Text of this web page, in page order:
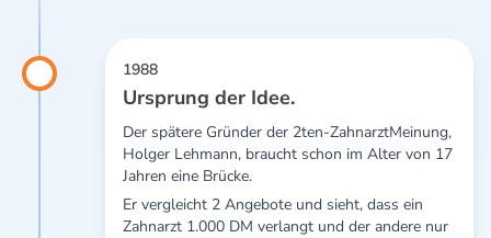
1988
Ursprung der Idee.
Der spätere Gründer der 2ten-ZahnarztMeinung,
Holger Lehmann, braucht schon im Alter von 17
Jahren eine Brücke.
Er vergleicht 2 Angebote und sieht, dass ein
Zahnarzt 1.000 DM verlangt und der andere nur